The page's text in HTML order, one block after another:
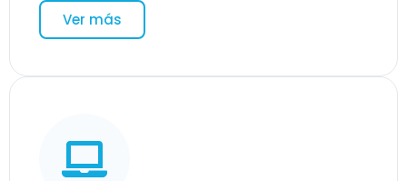
Ver más